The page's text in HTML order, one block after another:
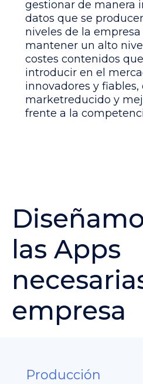
gestionar de manera
datos que se
niveles de la
mantener un alto
costes contenidos
introducir en el
innovadores y fiables,
marketreducido y
frente a la
las Apps
empresa
Producción